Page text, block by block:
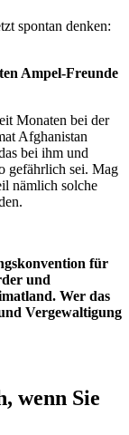
spontan denken:
Ampel-Freunde
Monaten bei der
Afghanistan
bei ihm und
gefährlich sei. Mag
nämlich solche
für
und
Wer das
Vergewaltigung
wenn Sie